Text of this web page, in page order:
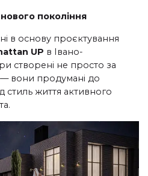
покоління
в основу проєктування
UP в Івано-
створені не просто за
вони продумані до
стиль життя активного